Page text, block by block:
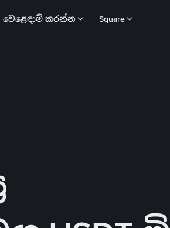
වෙළෙඳාම් කරන්න Square